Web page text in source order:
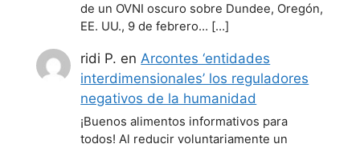
de un OVNI oscuro sobre Dundee, Oregón,
EE. UU., 9 de febrero… […]
ridi P. en Arcontes ‘entidades
interdimensionales’ los reguladores
negativos de la humanidad
¡Buenos alimentos informativos para
todos! Al reducir voluntariamente un